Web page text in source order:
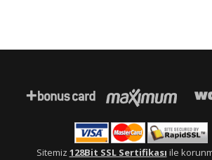
Sitemiz 128Bit SSL Sertifikası ile